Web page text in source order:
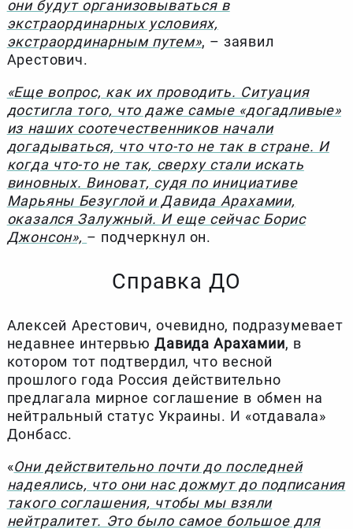
они будут организовываться в
экстраординарных условиях,
экстраординарным путем», – заявил
Арестович.
«Еще вопрос, как их проводить. Ситуация
достигла того, что даже самые «догадливые»
из наших соотечественников начали
догадываться, что что-то не так в стране. И
когда что-то не так, сверху стали искать
виновных. Виноват, судя по инициативе
Марьяны Безуглой и Давида Арахамии,
оказался Залужный. И еще сейчас Борис
Джонсон», – подчеркнул он.
Справка ДО
Алексей Арестович, очевидно, подразумевает
недавнее интервьюДавида Арахамии, в
котором тот подтвердил, что весной
прошлого года Россия действительно
предлагала мирное соглашение в обмен на
нейтральный статус Украины. И «отдавала»
Донбасс.
«Они действительно почти до последней
надеялись, что они нас дожмут до подписания
такого соглашения, чтобы мы взяли
нейтралитет. Это было самое большое для